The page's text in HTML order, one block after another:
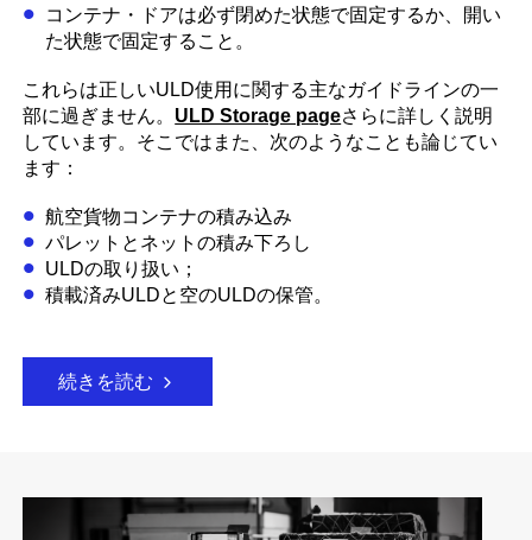
コンテナ・ドアは必ず閉めた状態で固定するか、開い
た状態で固定すること。
これらは正しいULD使用に関する主なガイドラインの一
部に過ぎません。 ULD Storage pageさらに詳しく説明
しています。そこではまた、次のようなことも論じてい
ます：
航空貨物コンテナの積み込み
パレットとネットの積み下ろし
ULDの取り扱い；
積載済みULDと空のULDの保管。
続きを読む